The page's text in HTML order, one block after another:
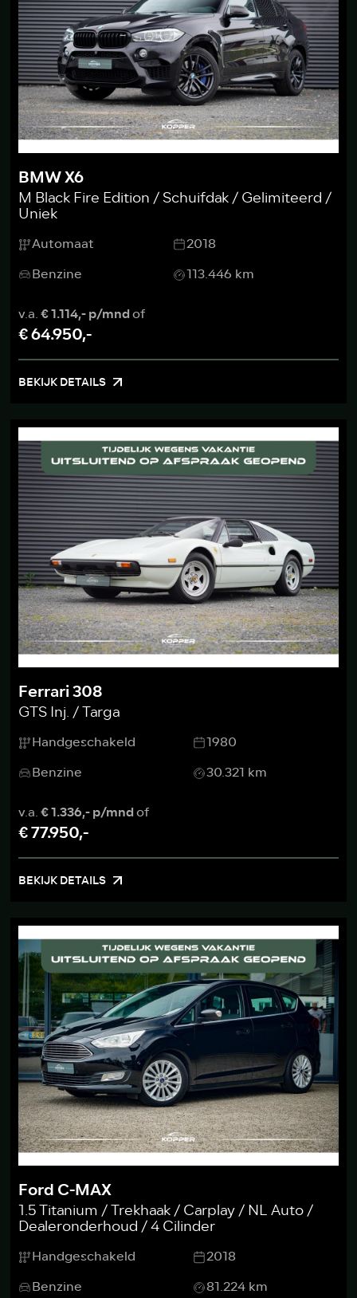
BMW X6
M Black Fire Edition / Schuifdak / Gelimiteerd /
Uniek
Automaat
2018
Benzine
113.446 km
v.a.€ 1.114,- p/mndof
€ 64.950,-
BEKIJK DETAILS
Ferrari 308
GTS Inj. / Targa
Handgeschakeld
1980
Benzine
30.321 km
v.a.€ 1.336,- p/mndof
€ 77.950,-
BEKIJK DETAILS
Ford C-MAX
1.5 Titanium / Trekhaak / Carplay / NL Auto /
Dealeronderhoud / 4 Cilinder
Handgeschakeld
2018
Benzine
81.224 km